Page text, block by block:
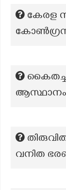
കേരള
കോൺഗ്രസ്
വനിത